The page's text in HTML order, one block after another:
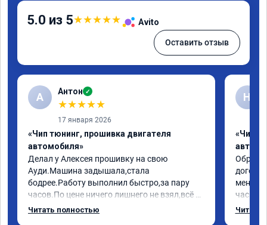
5.0 из 5★★★★★ Avito
Оставить отзыв
А Антон ✓
★★★★★
17 января 2026
«Чип тюнинг, прошивка двигателя
автомобиля»
Делал у Алексея прошивку на свою
Ауди.Машина задышала,стала
бодрее.Работу выполнил быстро,за пару
часов.По цене ничего лишнего не взял,всё
как договаривались заранее.После работы
Читать полностью
Н
«Чип
меня
час
Арман
Читать